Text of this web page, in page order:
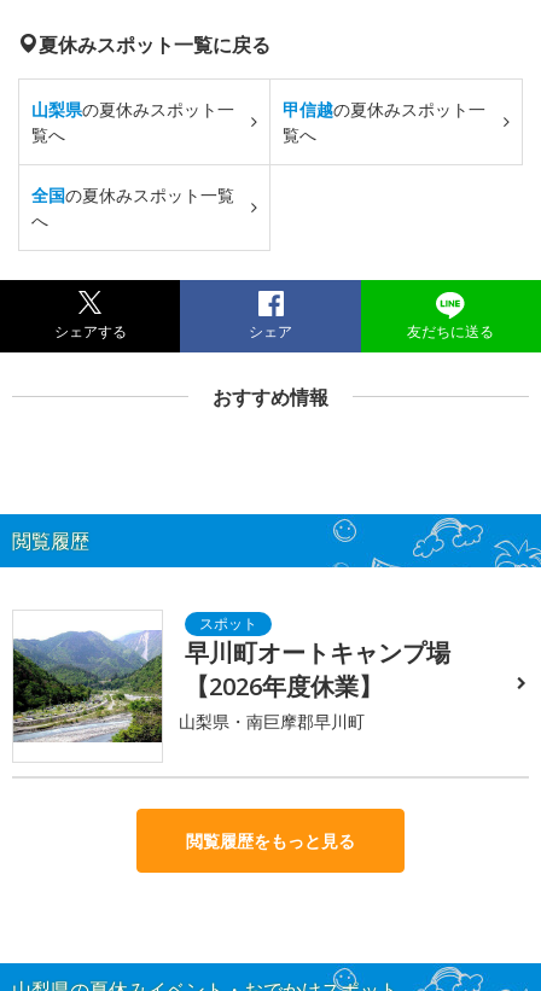
夏休みスポット一覧に戻る
山梨県の夏休みスポット一
覧へ
甲信越の夏休みスポット一
覧へ
全国の夏休みスポット一覧
へ
シェアする シェア 友だちに送る
おすすめ情報
閲覧履歴
早川町オートキャンプ場
【2026年度休業】
山梨県・南巨摩郡早川町
閲覧履歴をもっと見る